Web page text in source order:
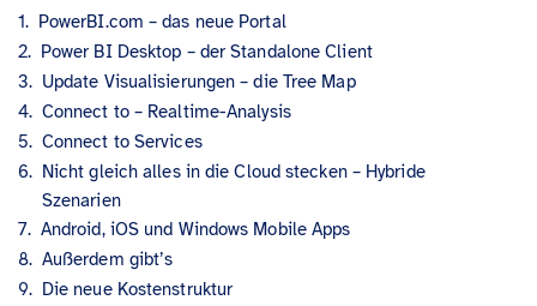
PowerBI.com – das neue Portal
Power BI Desktop – der Standalone Client
Update Visualisierungen – die Tree Map
Connect to – Realtime-Analysis
Connect to Services
Nicht gleich alles in die Cloud stecken – Hybride
Szenarien
Android, iOS und Windows Mobile Apps
Außerdem gibt’s
Die neue Kostenstruktur